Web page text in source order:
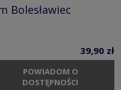
Bolesławiec
39,90 zł
POWIADOM O
DOSTĘPNOŚCI